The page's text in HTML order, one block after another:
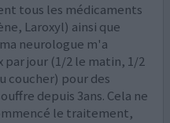
tous les médicaments
Laroxyl) ainsi que
neurologue m'a
par jour (1/2 le matin, 1/2
coucher) pour des
depuis 3ans. Cela ne
le traitement,